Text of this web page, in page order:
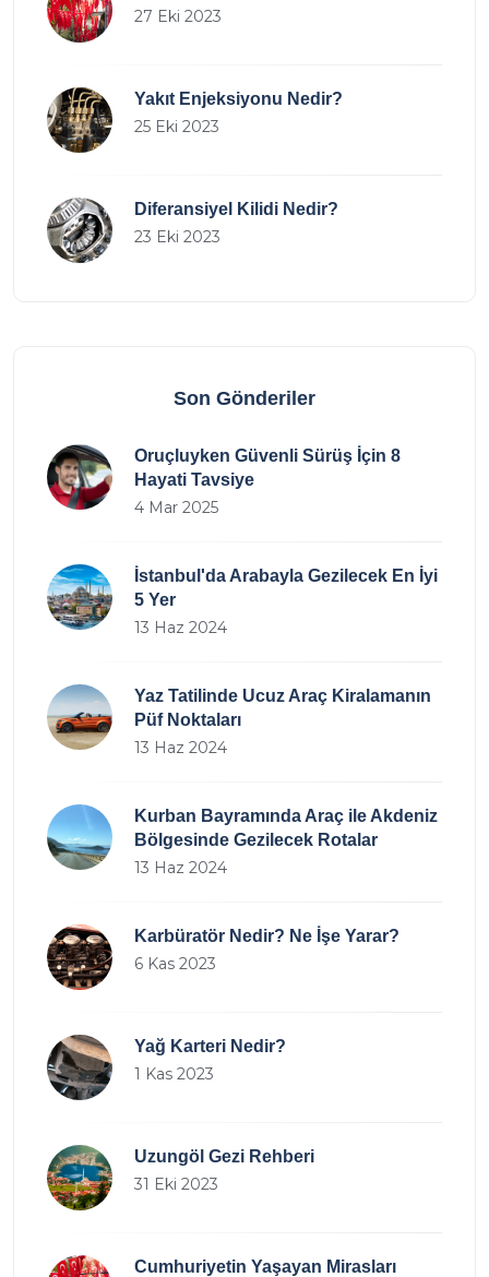
27 Eki 2023
Yakıt Enjeksiyonu Nedir?
25 Eki 2023
Diferansiyel Kilidi Nedir?
23 Eki 2023
Son Gönderiler
Oruçluyken Güvenli Sürüş İçin 8
Hayati Tavsiye
4 Mar 2025
İstanbul'da Arabayla Gezilecek En İyi
5 Yer
13 Haz 2024
Yaz Tatilinde Ucuz Araç Kiralamanın
Püf Noktaları
13 Haz 2024
Kurban Bayramında Araç ile Akdeniz
Bölgesinde Gezilecek Rotalar
13 Haz 2024
Karbüratör Nedir? Ne İşe Yarar?
6 Kas 2023
Yağ Karteri Nedir?
1 Kas 2023
Uzungöl Gezi Rehberi
31 Eki 2023
Cumhuriyetin Yaşayan Mirasları